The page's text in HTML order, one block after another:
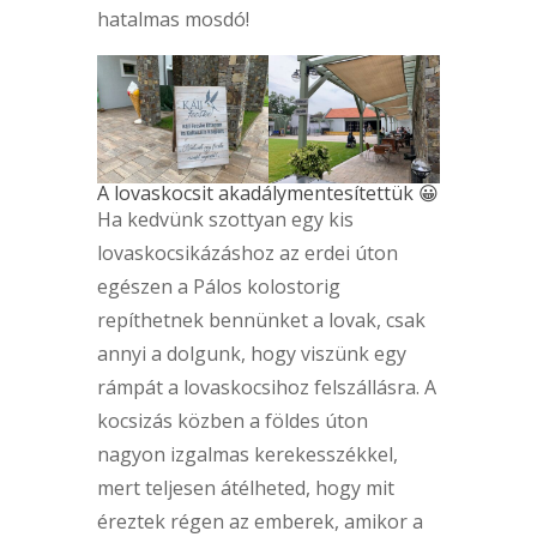
hatalmas mosdó!
A lovaskocsit akadálymentesítettük 😀
Ha kedvünk szottyan egy kis
lovaskocsikázáshoz az erdei úton
egészen a Pálos kolostorig
repíthetnek bennünket a lovak, csak
annyi a dolgunk, hogy viszünk egy
rámpát a lovaskocsihoz felszállásra. A
kocsizás közben a földes úton
nagyon izgalmas kerekesszékkel,
mert teljesen átélheted, hogy mit
éreztek régen az emberek, amikor a